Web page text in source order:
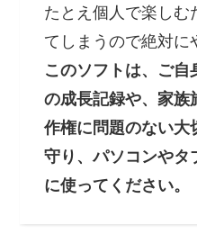
たとえ個人で楽しむ
てしまうので絶対に
このソフトは、ご
の成長記録や、家族
作権に問題のない大
守り、パソコンやタ
に使ってください。